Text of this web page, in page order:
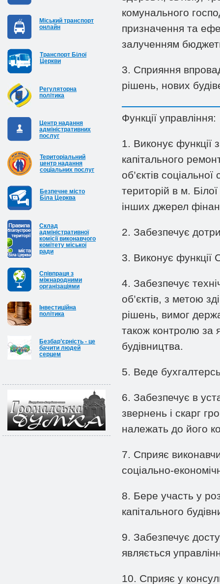
Міський транспорт
онлайн
Транспорт Білої
Церкви
Регуляторна
політика
Центр надання
адміністративних
послуг
Територіальний
центр надання
соціальних послуг
Безпечне місто
Біла Церква
Cклад
адміністративної
комісії виконавчого
комітету міської
ради
Співпраця з
міжнародними
організаціями
Інвестиційна
політика
Безбар’єрність - це
бачити людей
серцем
комунального
призначення та
залученням
3. Сприяння
рішень, нових
Функції управління:
1. Виконує функції
капітального
об’єктів
територій в м.
інших джерел
2. Забезпечує
3. Виконує функції
4. Забезпечує
об’єктів, з метою
рішень, вимог
також контролю за
будівництва.
5. Веде
6. Забезпечує в
звернень і скарг
належать до його
7. Сприяє
соціально-
8. Бере участь у
капітального
9. Забезпечує
являється
10. Сприяє у